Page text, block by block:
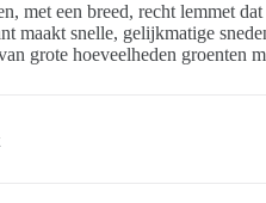
met een breed, recht lemmet
maakt snelle, gelijkmatige
grote hoeveelheden groenten